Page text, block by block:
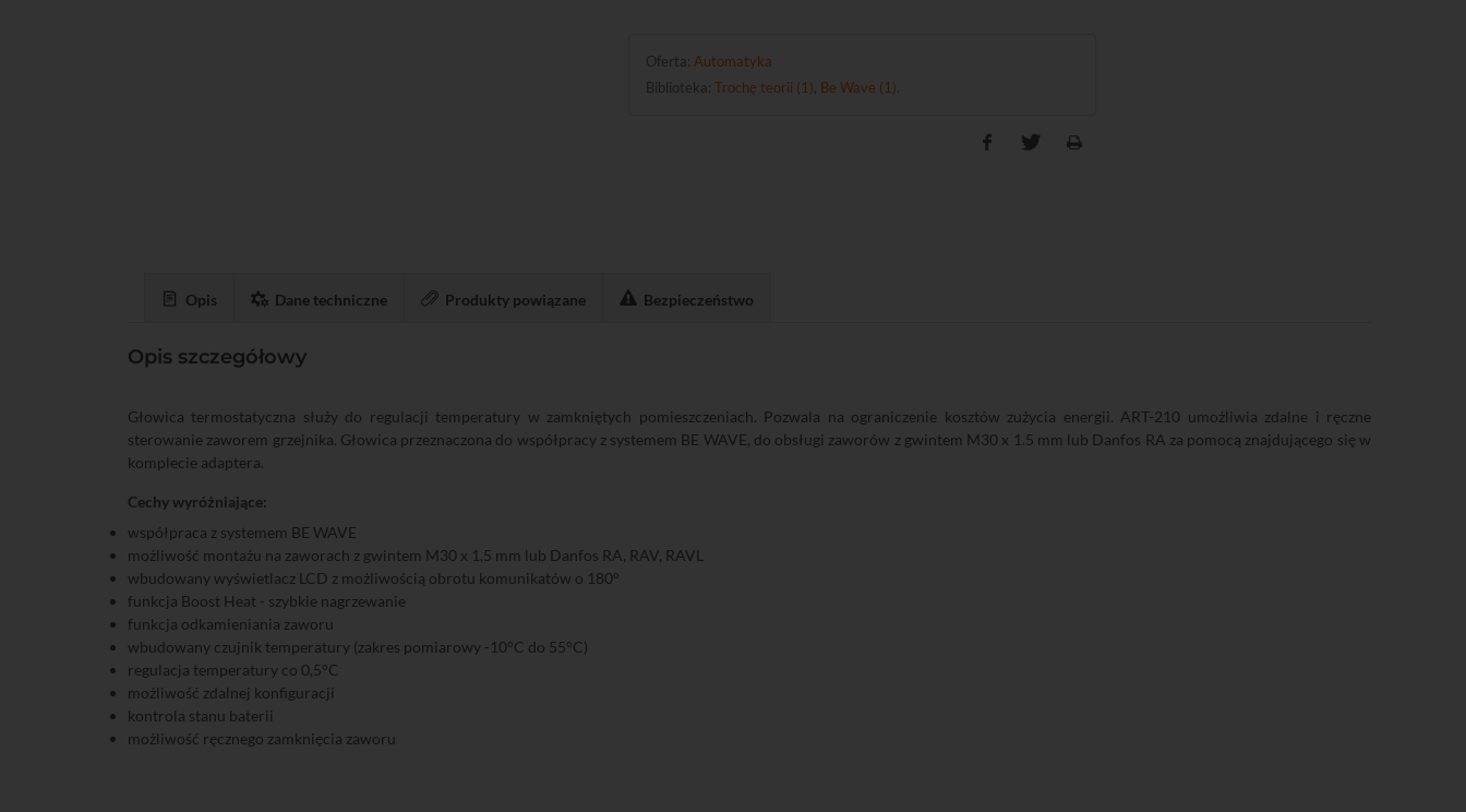
Oferta: Automatyka
Biblioteka:Trochę teorii (1) Be Wave (1)
Opis Dane techniczne Produkty powiązane Bezpieczeństwo
Opis szczegółowy
Głowica termostatyczna służy do regulacji temperatury w zamkniętych pomieszczeniach. Pozwala na ograniczenie kosztów zużycia energii. ART-210 umożliwia zdalne i ręczne
sterowanie zaworem grzejnika. Głowica przeznaczona do współpracy z systemem BE WAVE, do obsługi zaworów z gwintem M30 x 1.5 mm lub Danfos RA za pomocą znajdującego się w
komplecie adaptera.
Cechy wyróżniające:
współpraca z systemem BE WAVE
możliwość montażu na zaworach z gwintem M30 x 1,5 mm lub Danfos RA, RAV, RAVL
wbudowany wyświetlacz LCD z możliwością obrotu komunikatów o 180°
funkcja Boost Heat - szybkie nagrzewanie
funkcja odkamieniania zaworu
wbudowany czujnik temperatury (zakres pomiarowy -10°C do 55°C)
regulacja temperatury co 0,5°C
możliwość zdalnej konfiguracji
kontrola stanu baterii
możliwość ręcznego zamknięcia zaworu